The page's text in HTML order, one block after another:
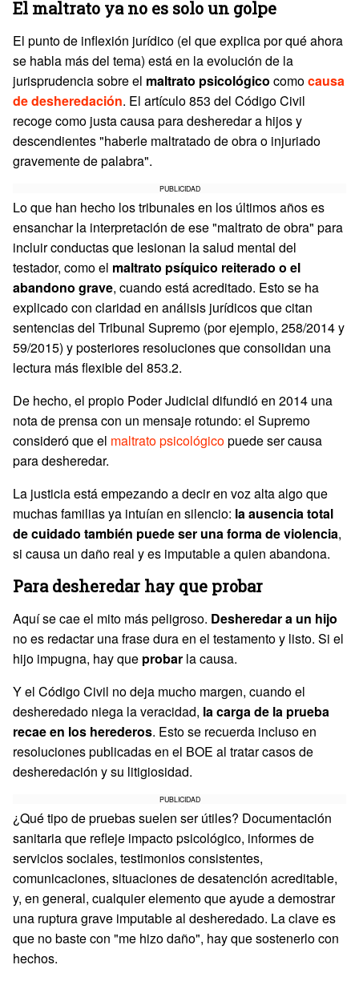
El maltrato ya no es solo un golpe
El punto de inflexión jurídico (el que explica por qué ahora
se habla más del tema) está en la evolución de la
jurisprudencia sobre el maltrato psicológico comocausa
de desheredación. El artículo 853 del Código Civil
recoge como justa causa para desheredar a hijos y
descendientes "haberle maltratado de obra o injuriado
gravemente de palabra".
PUBLICIDAD
Lo que han hecho los tribunales en los últimos años es
ensanchar la interpretación de ese "maltrato de obra" para
incluir conductas que lesionan la salud mental del
testador, como el maltrato psíquico reiterado o el
abandono grave, cuando está acreditado. Esto se ha
explicado con claridad en análisis jurídicos que citan
sentencias del Tribunal Supremo (por ejemplo, 258/2014 y
59/2015) y posteriores resoluciones que consolidan una
lectura más flexible del 853.2.
De hecho, el propio Poder Judicial difundió en 2014 una
nota de prensa con un mensaje rotundo: el Supremo
consideró que el maltrato psicológicopuede ser causa
para desheredar.
La justicia está empezando a decir en voz alta algo que
muchas familias ya intuían en silencio: la ausencia total
de cuidado también puede ser una forma de violencia,
si causa un daño real y es imputable a quien abandona.
Para desheredar hay que probar
Aquí se cae el mito más peligroso. Desheredar a un hijo
no es redactar una frase dura en el testamento y listo. Si el
hijo impugna, hay que probar la causa.
Y el Código Civil no deja mucho margen, cuando el
desheredado niega la veracidad, la carga de la prueba
recae en los herederos. Esto se recuerda incluso en
resoluciones publicadas en el BOE al tratar casos de
desheredación y su litigiosidad.
PUBLICIDAD
¿Qué tipo de pruebas suelen ser útiles? Documentación
sanitaria que refleje impacto psicológico, informes de
servicios sociales, testimonios consistentes,
comunicaciones, situaciones de desatención acreditable,
y, en general, cualquier elemento que ayude a demostrar
una ruptura grave imputable al desheredado. La clave es
que no baste con "me hizo daño", hay que sostenerlo con
hechos.